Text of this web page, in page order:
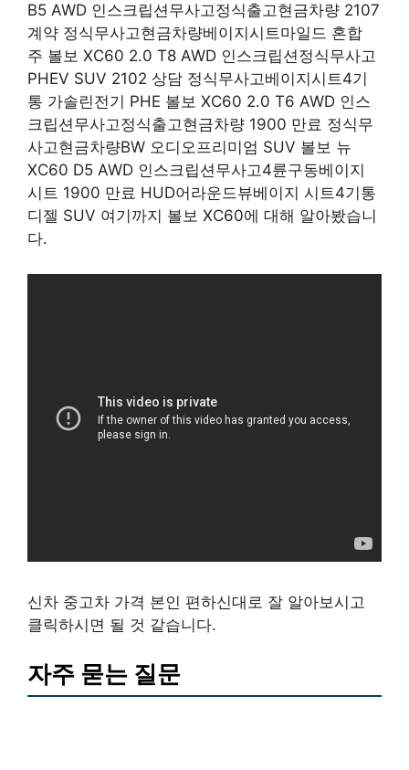
B5 AWD 인스크립션무사고정식출고현금차량 2107
계약 정식무사고현금차량베이지시트마일드 혼합
주 볼보 XC60 2.0 T8 AWD 인스크립션정식무사고
PHEV SUV 2102 상담 정식무사고베이지시트4기
통 가솔린전기 PHE 볼보 XC60 2.0 T6 AWD 인스
크립션무사고정식출고현금차량 1900 만료 정식무
사고현금차량BW 오디오프리미엄 SUV 볼보 뉴
XC60 D5 AWD 인스크립션무사고4륜구동베이지
시트 1900 만료 HUD어라운드뷰베이지 시트4기통
디젤 SUV 여기까지 볼보 XC60에 대해 알아봤습니
다.
신차 중고차 가격 본인 편하신대로 잘 알아보시고
클릭하시면 될 것 같습니다.
자주 묻는 질문